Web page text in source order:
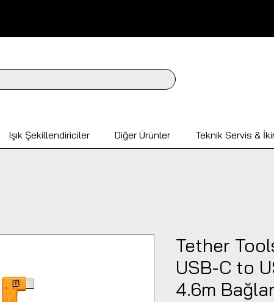
Işık Şekillendiriciler Diğer Ürünler Teknik Servis &
Tether
USB-C to
4.6m